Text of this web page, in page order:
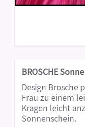
BROSCHE
Design Brosche
Frau zu einem
Kragen leicht
Sonnenschein.